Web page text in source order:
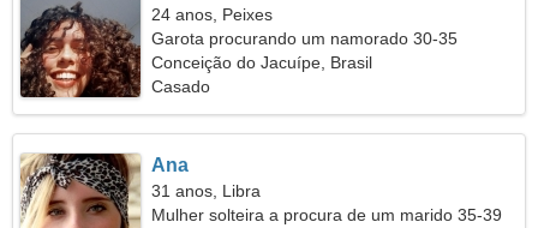
24 anos, Peixes
Garota procurando um namorado 30-35
Conceição do Jacuípe, Brasil
Casado
Ana
31 anos, Libra
Mulher solteira a procura de um marido 35-39